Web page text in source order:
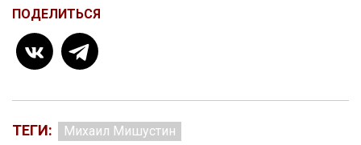
ПОДЕЛИТЬСЯ
ТЕГИ: Михаил Мишустин